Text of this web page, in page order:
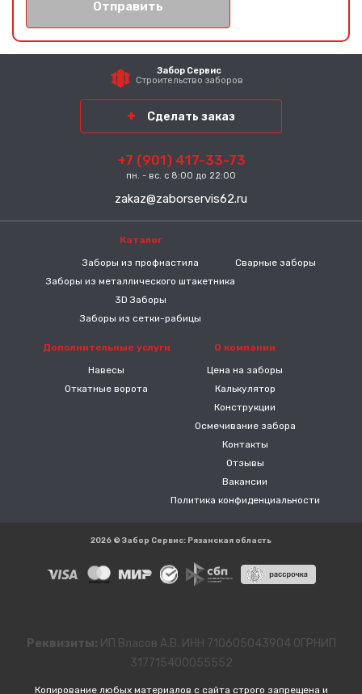
Отправить
Забор Сервис
Строительство заборов
Сделать заказ
+7 (901) 417-33-73
пн. - вс. с 8:00 до 22:00
zakaz@zaborservis62.ru
Каталог
Заборы из профнастила
Заборы из металлического штакетника
3D Заборы
Заборы из сетки-рабицы
Сварные заборы
Дополнительные услуги
Навесы
Откатные ворота
О компании
Цена на заборы
Калькулятор
Конструкции
Осмечивание забора
Контакты
Отзывы
Вакансии
Политика конфиденциальности
2026 © Забор Сервис: Рязанская область
Реквизиты: ИП Власов А.В. ИНН 710605043904 ОГРНИП
317715400055552
Копирование любых материалов с сайта строго запрещена и